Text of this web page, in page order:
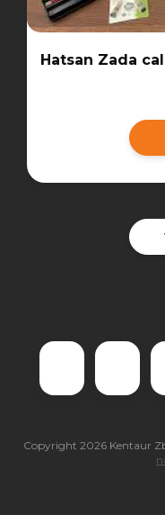
Hatsan Zada
Copyright 2026 Kentaur